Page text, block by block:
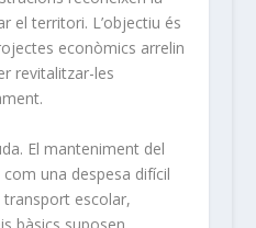
el territori. L’objectiu és
econòmics arrelin
revitalitzar-les
El manteniment del
una despesa difícil
escolar,
bàsics suposen